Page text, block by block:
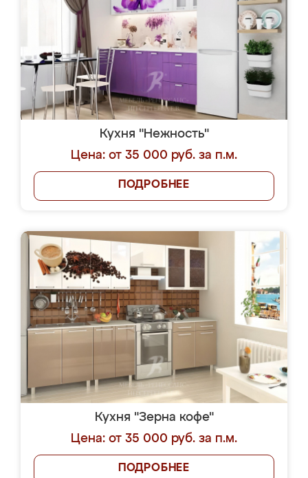
Кухня "Нежность"
Цена: от 35 000 руб. за п.м.
ПОДРОБНЕЕ
Кухня "Зерна кофе"
Цена: от 35 000 руб. за п.м.
ПОДРОБНЕЕ